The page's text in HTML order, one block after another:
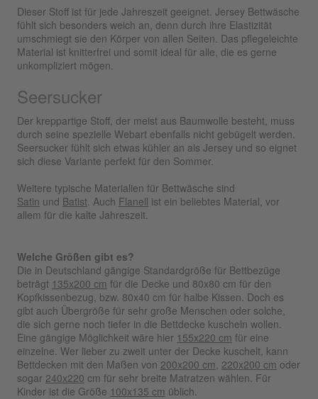
Dieser Stoff ist für jede Jahreszeit geeignet. Jersey Bettwäsche
fühlt sich besonders weich an, denn durch ihre Elastizität
umschmiegt sie den Körper von allen Seiten. Das pflegeleichte
Material ist knitterfrei und somit ideal für alle, die es gerne
unkompliziert mögen.
Seersucker
Der kreppartige Stoff, der meist aus Baumwolle besteht, muss
durch seine spezielle Webart ebenfalls nicht gebügelt werden.
Seersucker fühlt sich etwas kühler an als Jersey und so eignet
sich diese Variante perfekt für den Sommer.
Weitere typische Materialien für Bettwäsche sind
Satin und Batist . Auch Flanell ist ein beliebtes Material, vor
allem für die kalte Jahreszeit.
Welche Größen gibt es?
Die in Deutschland gängige Standardgröße für Bettbezüge
beträgt 135x200 cm für die Decke und 80x80 cm für den
Kopfkissenbezug, bzw. 80x40 cm für halbe Kissen. Doch es
gibt auch Übergröße für sehr große Menschen oder solche,
die sich gerne noch tiefer in die Bettdecke kuscheln wollen.
Eine gängige Möglichkeit wäre hier 155x220 cm für eine
einzelne. Wer lieber zu zweit unter der Decke kuschelt, kann
Bettdecken mit den Maßen von 200x200 cm 220x200 cm oder
sogar 240x220 cm für sehr breite Matratzen wählen. Für
Kinder ist die Größe 100x135 cm üblich.